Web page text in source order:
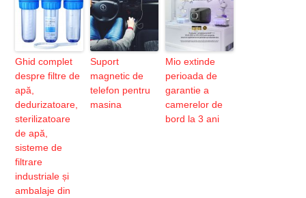
Ghid complet
despre filtre de
apă,
dedurizatoare,
sterilizatoare
de apă,
sisteme de
filtrare
industriale și
ambalaje din
Suport
magnetic de
telefon pentru
masina
Mio extinde
perioada de
garantie a
camerelor de
bord la 3 ani